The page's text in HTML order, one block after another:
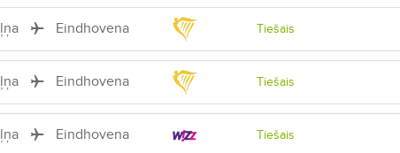
Eindhovena Tiešais
Eindhovena Tiešais
Eindhovena Tiešais